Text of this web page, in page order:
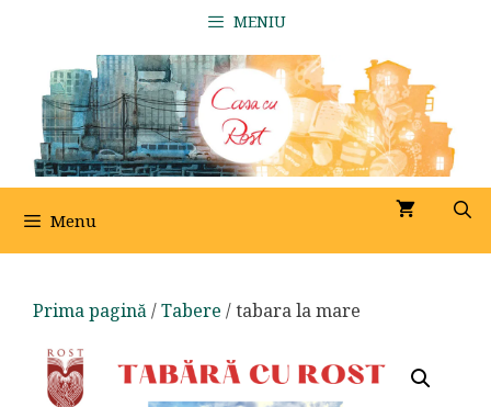
conținut
MENIU
Menu
Prima pagină/Tabere / tabara la mare